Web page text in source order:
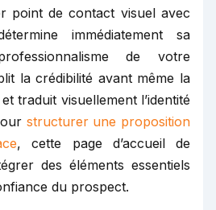
point de contact visuel avec
immédiatement sa
de votre
la crédibilité avant même la
traduit visuellement l’identité
structurer une proposition
, cette page d’accueil de
des éléments essentiels
du prospect.